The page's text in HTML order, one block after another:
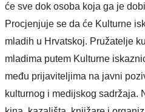
će sve dok osoba koja ga je
Procjenjuje se da će Kulturne
mladih u Hrvatskoj. Pružatelje
mladima putem Kulturne
među prijaviteljima na javni
kulturnog i medijskog sadržaja.